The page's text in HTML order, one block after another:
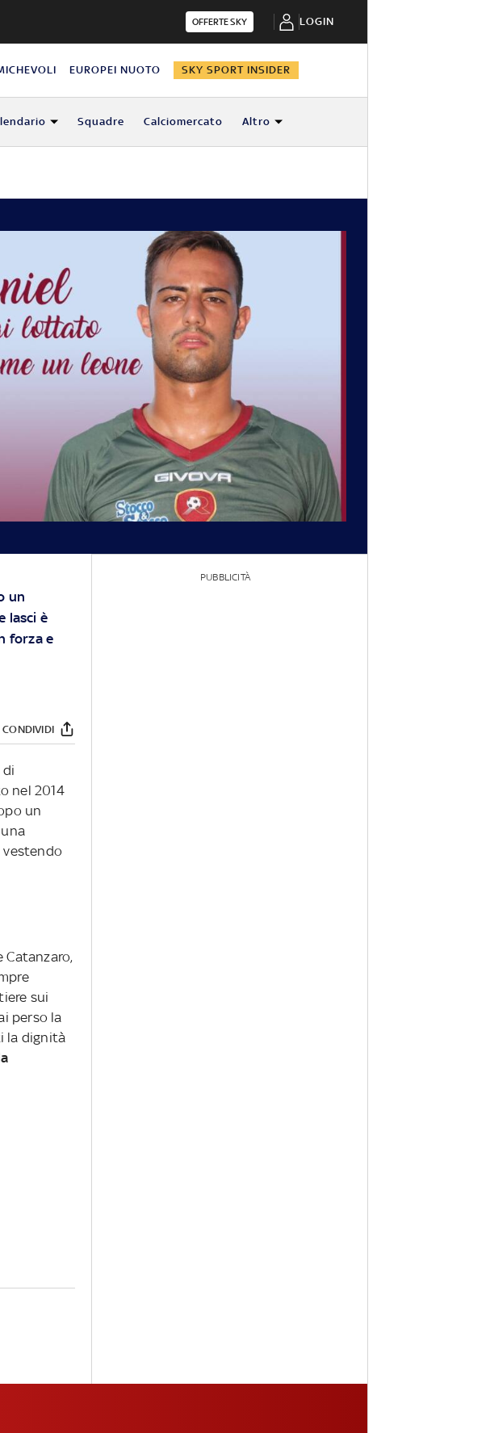
OFFERTE SKY LOGIN
EUROPEI NUOTO SKY SPORT INSIDER
Squadre Calciomercato Altro
un
lasci è
forza e
CONDIVIDI
di
nel 2014
un
vestendo
Catanzaro,
sui
perso la
la dignità
PUBBLICITÀ